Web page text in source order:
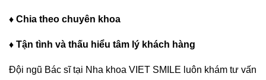
♦ Chia theo chuyên khoa
♦ Tận tình và thấu hiểu tâm lý khách hàng
Đội ngũ Bác sĩ tại Nha khoa VIET SMILE luôn khám tư vấn